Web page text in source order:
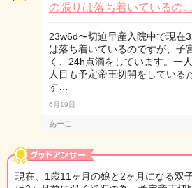
の張りは落ち着いているの…
23w6d〜切迫早産入院中で現在
は落ち着いているのですが、子
く、24h点滴をしています。一
人目も予定帝王切開をしている
す…
6月19日
あーこ
現在、1歳11ヶ月の娘と2ヶ月になる双